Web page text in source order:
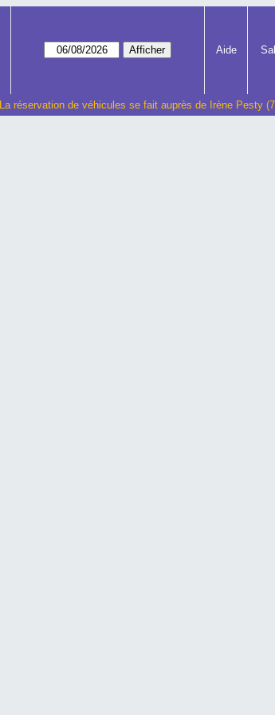
Aide
La réservation de véhicules se fait auprès de Irène Pesty